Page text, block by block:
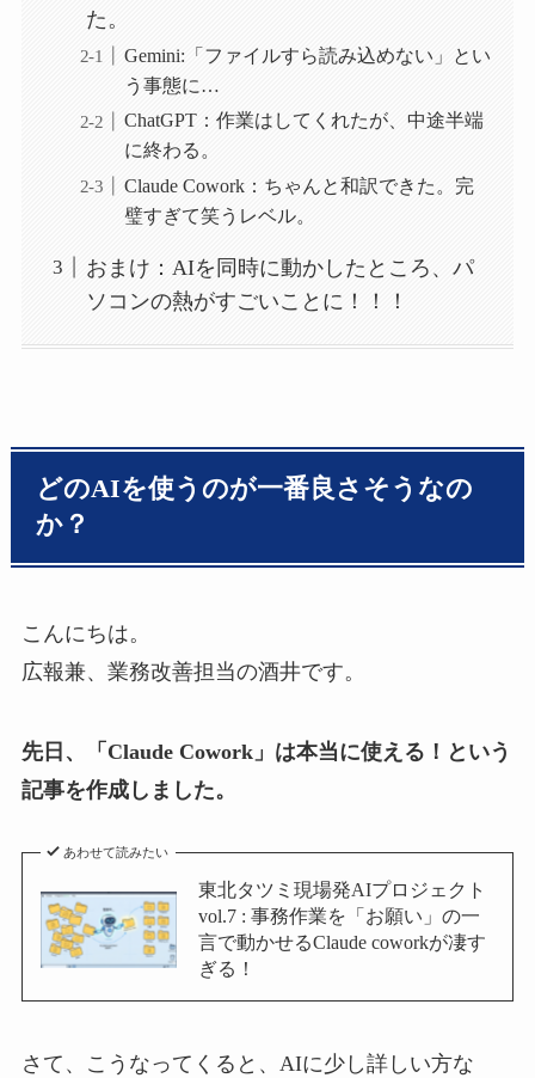
た。
Gemini:「ファイルすら読み込めない」とい
う事態に…
ChatGPT：作業はしてくれたが、中途半端
に終わる。
Claude Cowork：ちゃんと和訳できた。完
璧すぎて笑うレベル。
おまけ：AIを同時に動かしたところ、パ
ソコンの熱がすごいことに！！！
どのAIを使うのが一番良さそうなの
か？
こんにちは。
広報兼、業務改善担当の酒井です。
先日、「Claude Cowork」は本当に使える！という
記事を作成しました。
あわせて読みたい
東北タツミ現場発AIプロジェクト
vol.7 : 事務作業を「お願い」の一
言で動かせるClaude coworkが凄す
ぎる！
さて、こうなってくると、AIに少し詳しい方な